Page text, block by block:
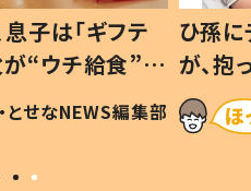
子は「ギフテ
“ウチ給食”を
は #令和の親
とせなNEWS編集部
ひ孫
が、
「涙が
い」